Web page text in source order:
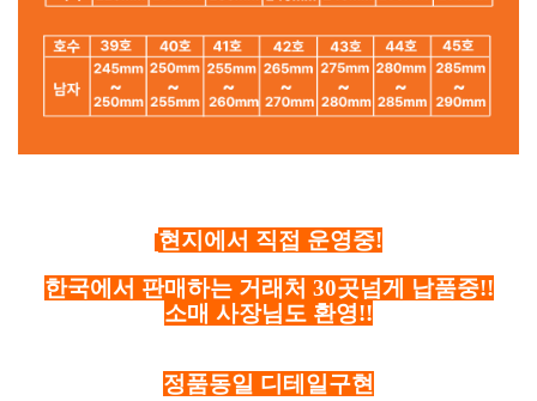
현지에서 직접 운영중!
한국에서 판매하는 거래처 30곳넘게 납품중!!
소매 사장님도 환영!!
정품동일 디테일구현